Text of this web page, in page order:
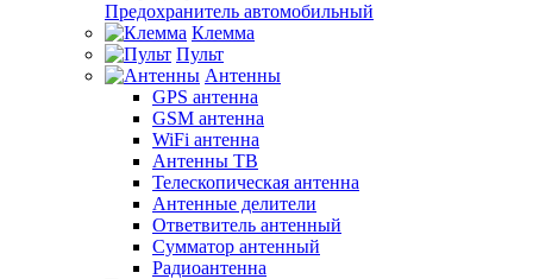
Предохранитель автомобильный
Клемма
Пульт
Антенны
GPS антенна
GSM антенна
WiFi антенна
Антенны ТВ
Телескопическая антенна
Антенные делители
Ответвитель антенный
Сумматор антенный
Радиоантенна